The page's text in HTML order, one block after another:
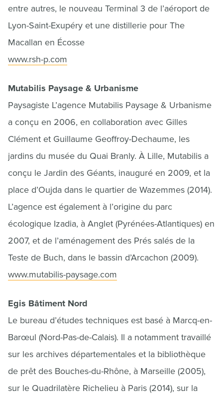
entre autres, le nouveau Terminal 3 de l’aéroport de
Lyon-Saint-Exupéry et une distillerie pour The
Macallan en Écosse
www.rsh-p.com
Mutabilis Paysage & Urbanisme
Paysagiste L’agence Mutabilis Paysage & Urbanisme
a conçu en 2006, en collaboration avec Gilles
Clément et Guillaume Geoffroy-Dechaume, les
jardins du musée du Quai Branly. À Lille, Mutabilis a
conçu le Jardin des Géants, inauguré en 2009, et la
place d’Oujda dans le quartier de Wazemmes (2014).
L’agence est également à l’origine du parc
écologique Izadia, à Anglet (Pyrénées-Atlantiques) en
2007, et de l’aménagement des Prés salés de la
Teste de Buch, dans le bassin d’Arcachon (2009).
www.mutabilis-paysage.com
Egis Bâtiment Nord
Le bureau d’études techniques est basé à Marcq-en-
Barœul (Nord-Pas-de-Calais). Il a notamment travaillé
sur les archives départementales et la bibliothèque
de prêt des Bouches-du-Rhône, à Marseille (2005),
sur le Quadrilatère Richelieu à Paris (2014), sur la